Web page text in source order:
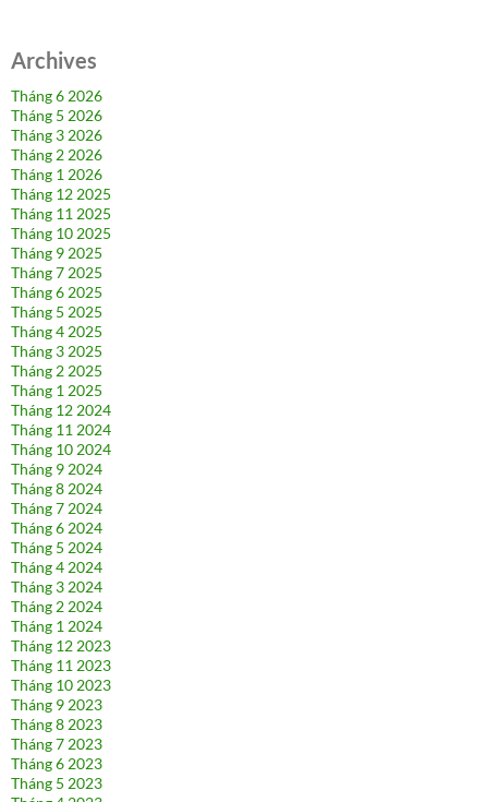
Archives
Tháng 6 2026
Tháng 5 2026
Tháng 3 2026
Tháng 2 2026
Tháng 1 2026
Tháng 12 2025
Tháng 11 2025
Tháng 10 2025
Tháng 9 2025
Tháng 7 2025
Tháng 6 2025
Tháng 5 2025
Tháng 4 2025
Tháng 3 2025
Tháng 2 2025
Tháng 1 2025
Tháng 12 2024
Tháng 11 2024
Tháng 10 2024
Tháng 9 2024
Tháng 8 2024
Tháng 7 2024
Tháng 6 2024
Tháng 5 2024
Tháng 4 2024
Tháng 3 2024
Tháng 2 2024
Tháng 1 2024
Tháng 12 2023
Tháng 11 2023
Tháng 10 2023
Tháng 9 2023
Tháng 8 2023
Tháng 7 2023
Tháng 6 2023
Tháng 5 2023